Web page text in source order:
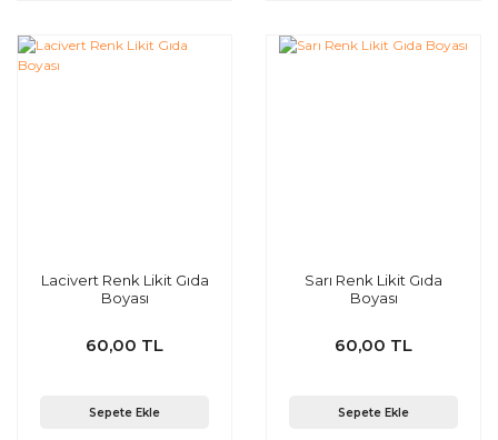
Lacivert Renk Likit Gıda
Boyası
60,00 TL
Sepete Ekle
Sarı Renk Likit Gıda
Boyası
60,00 TL
Sepete Ekle